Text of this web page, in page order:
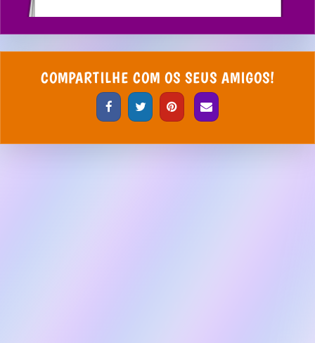
COMPARTILHE COM OS SEUS AMIGOS!